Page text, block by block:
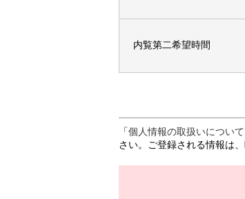
内覧第二希望時間
「個人情報の取扱いについて
さい。ご登録される情報は